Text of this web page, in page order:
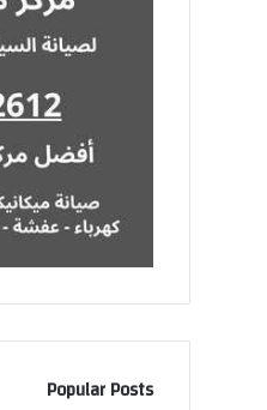
Popular Posts